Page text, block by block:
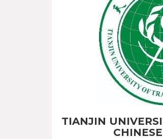
TIANJIN